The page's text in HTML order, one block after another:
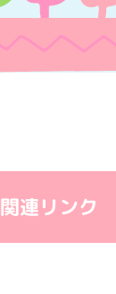
関連リンク